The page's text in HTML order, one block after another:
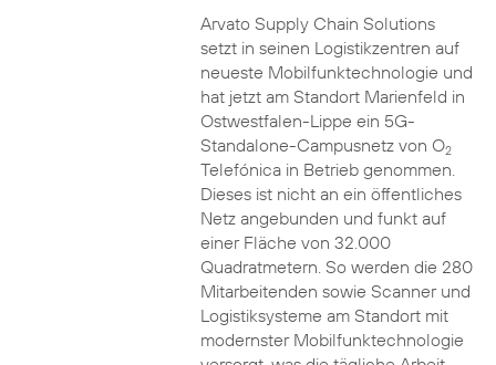
Arvato Supply Chain Solutions
setzt in seinen Logistikzentren auf
neueste Mobilfunktechnologie und
hat jetzt am Standort Marienfeld in
Ostwestfalen-Lippe ein 5G-
Standalone-Campusnetz von O2
Telefónica in Betrieb genommen.
Dieses ist nicht an ein öffentliches
Netz angebunden und funkt auf
einer Fläche von 32.000
Quadratmetern. So werden die 280
Mitarbeitenden sowie Scanner und
Logistiksysteme am Standort mit
modernster Mobilfunktechnologie